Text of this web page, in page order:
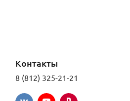
Контакты
8 (812) 325-21-21